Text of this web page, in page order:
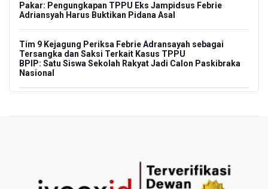
Pakar: Pengungkapan TPPU Eks Jampidsus Febrie
Adriansyah Harus Buktikan Pidana Asal
Tim 9 Kejagung Periksa Febrie Adransayah sebagai
Tersangka dan Saksi Terkait Kasus TPPU
BPIP: Satu Siswa Sekolah Rakyat Jadi Calon Paskibraka
Nasional
Pemprov DKI Jakarta Pastikan Data Pajak dan Aset